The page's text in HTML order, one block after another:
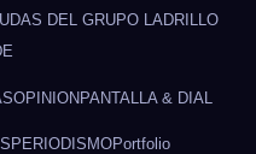
DEL GRUPO LADRILLO
OPINIONPANTALLA & DIAL
PERIODISMOPortfolio